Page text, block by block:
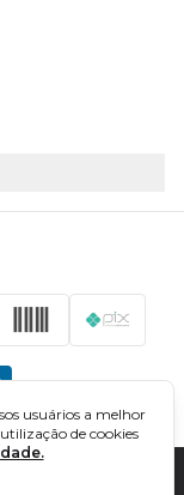
TODOS OS
usuários a melhor
de cookies